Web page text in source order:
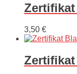
3,50 €